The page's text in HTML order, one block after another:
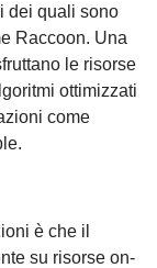
dei quali sono
Raccoon. Una
le risorse
ottimizzati
come
è che il
su risorse on-